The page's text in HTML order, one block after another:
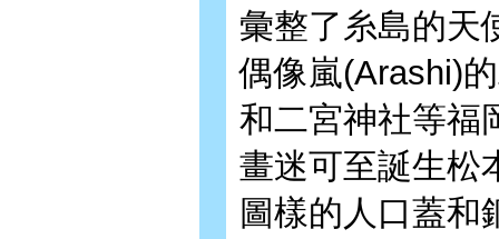
彙整了糸島的天
偶像嵐(Arashi)
和二宮神社等福
畫迷可至誕生松
圖樣的人口蓋和